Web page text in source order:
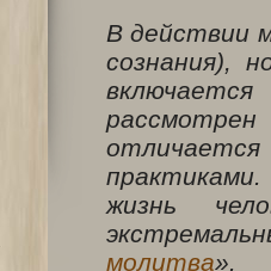
В действии
сознания),
жизнь
молитва».